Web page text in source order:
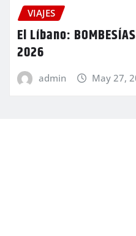
VIAJES
El Líbano:
2026
admin May 27,